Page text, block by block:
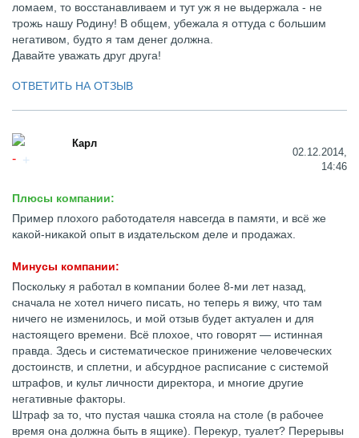
ломаем, то восстанавливаем и тут уж я не выдержала - не
трожь нашу Родину! В общем, убежала я оттуда с большим
негативом, будто я там денег должна.
Давайте уважать друг друга!
ОТВЕТИТЬ НА ОТЗЫВ
Карл
02.12.2014,
14:46
Плюсы компании:
Пример плохого работодателя навсегда в памяти, и всё же
какой-никакой опыт в издательском деле и продажах.
Минусы компании:
Поскольку я работал в компании более 8-ми лет назад,
сначала не хотел ничего писать, но теперь я вижу, что там
ничего не изменилось, и мой отзыв будет актуален и для
настоящего времени. Всё плохое, что говорят — истинная
правда. Здесь и систематическое принижение человеческих
достоинств, и сплетни, и абсурдное расписание с системой
штрафов, и культ личности директора, и многие другие
негативные факторы.
Штраф за то, что пустая чашка стояла на столе (в рабочее
время она должна быть в ящике). Перекур, туалет? Перерывы